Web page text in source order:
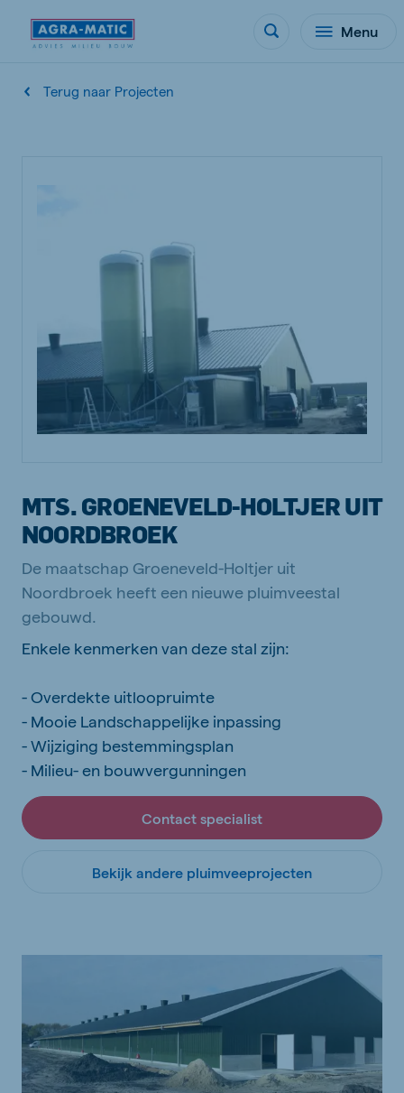
Menu
Terug naar Projecten
MTS. GROENEVELD-HOLTJER UIT
NOORDBROEK
De maatschap Groeneveld-Holtjer uit
Noordbroek heeft een nieuwe pluimveestal
gebouwd.
Enkele kenmerken van deze stal zijn:
- Overdekte uitloopruimte
- Mooie Landschappelijke inpassing
- Wijziging bestemmingsplan
- Milieu- en bouwvergunningen
Contact specialist
Bekijk andere pluimveeprojecten